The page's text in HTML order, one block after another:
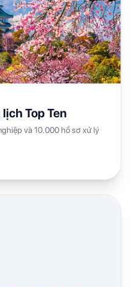
Top Ten
và 10.000 hồ sơ xử lý